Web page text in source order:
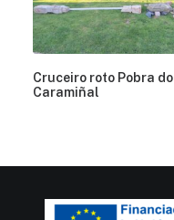
Cruceiro roto Pobra do
Caramiñal